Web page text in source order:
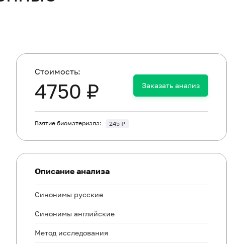
Cтоимость:
4750 ₽ Заказать анализ
Взятие биоматериала: 245 ₽
Описание анализа
Синонимы русские
Синонимы английские
Метод исследования